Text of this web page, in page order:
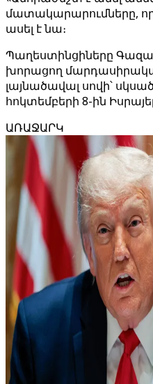
մատակարարումները,
ասել է նա։
Պաղեստինցիները
խորացող
լայնածավալ սովի՝
հոկտեմբերի 8-ին
ԱՌԱՋԱՐԿ